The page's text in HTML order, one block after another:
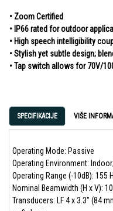
• Zoom Certified
• IP66 rated for outdoor
• High speech intelligibility
• Stylish yet subtle design;
• Tap switch allows for 70V/
SPECIFIKACIJE VIŠE
Operating Mode: Passive
Operating Environment:
Operating Range (-10dB): 155
Nominal Beamwidth (H x V):
Transducers: LF 4 x 3.3" (84